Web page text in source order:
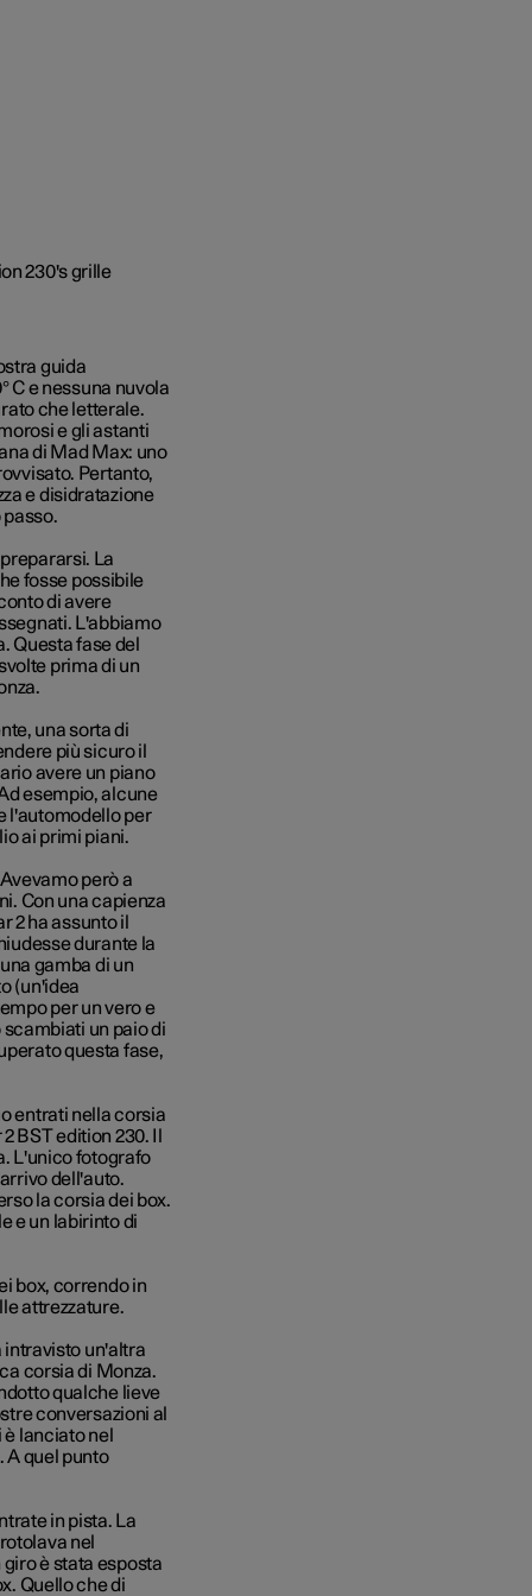
guida
C e nessuna nuvola
che letterale.
e gli astanti
di Mad Max: uno
Pertanto,
e disidratazione
passo.
La
fosse possibile
di avere
L'abbiamo
Questa fase del
prima di un
una sorta di
più sicuro il
avere un piano
esempio, alcune
l'automodello per
ai primi piani.
però a
Con una capienza
2 ha assunto il
durante la
gamba di un
(un'idea
per un vero e
un paio di
questa fase,
entrati nella corsia
BST edition 230. Il
L'unico fotografo
dell'auto.
la corsia dei box.
e un labirinto di
box, correndo in
attrezzature.
intravisto un'altra
corsia di Monza.
qualche lieve
conversazioni al
lanciato nel
A quel punto
in pista. La
nel
è stata esposta
Quello che di